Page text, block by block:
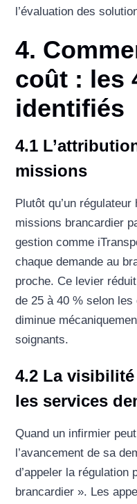
l’évaluation des
4.
coût : les
identifiés
4.1
missions
Plutôt qu’un
missions brancardier
gestion comme
chaque demande au
proche. Ce levier
de 25 à 40 % selon
diminue
soignants.
4.2 La
les services
Quand un infirmier
l’avancement de sa
d’appeler la régulation
brancardier ». Les